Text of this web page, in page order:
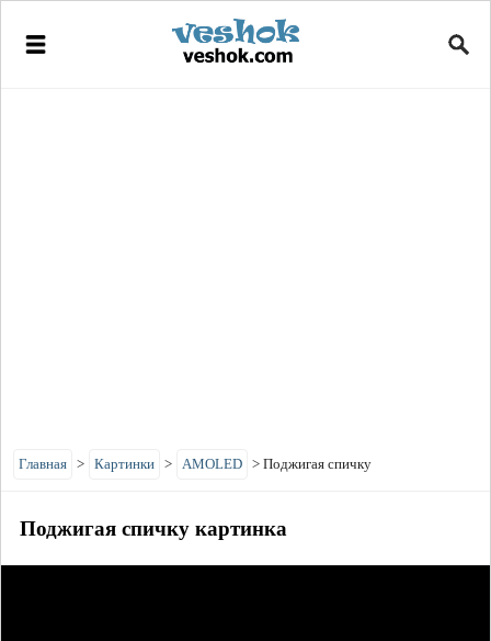
Главная > Картинки > AMOLED > Поджигая спичку
Поджигая спичку картинка